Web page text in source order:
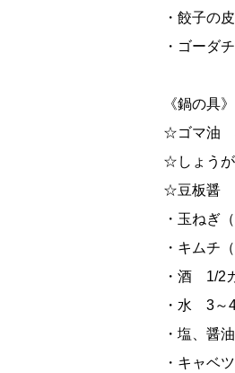
・餃子の
・ゴーダ
《鍋の具》
☆ゴマ油
☆しょう
☆豆板醤
・玉ねぎ
・キムチ
・酒 1/2
・水 3～
・塩、醤
・キャベ